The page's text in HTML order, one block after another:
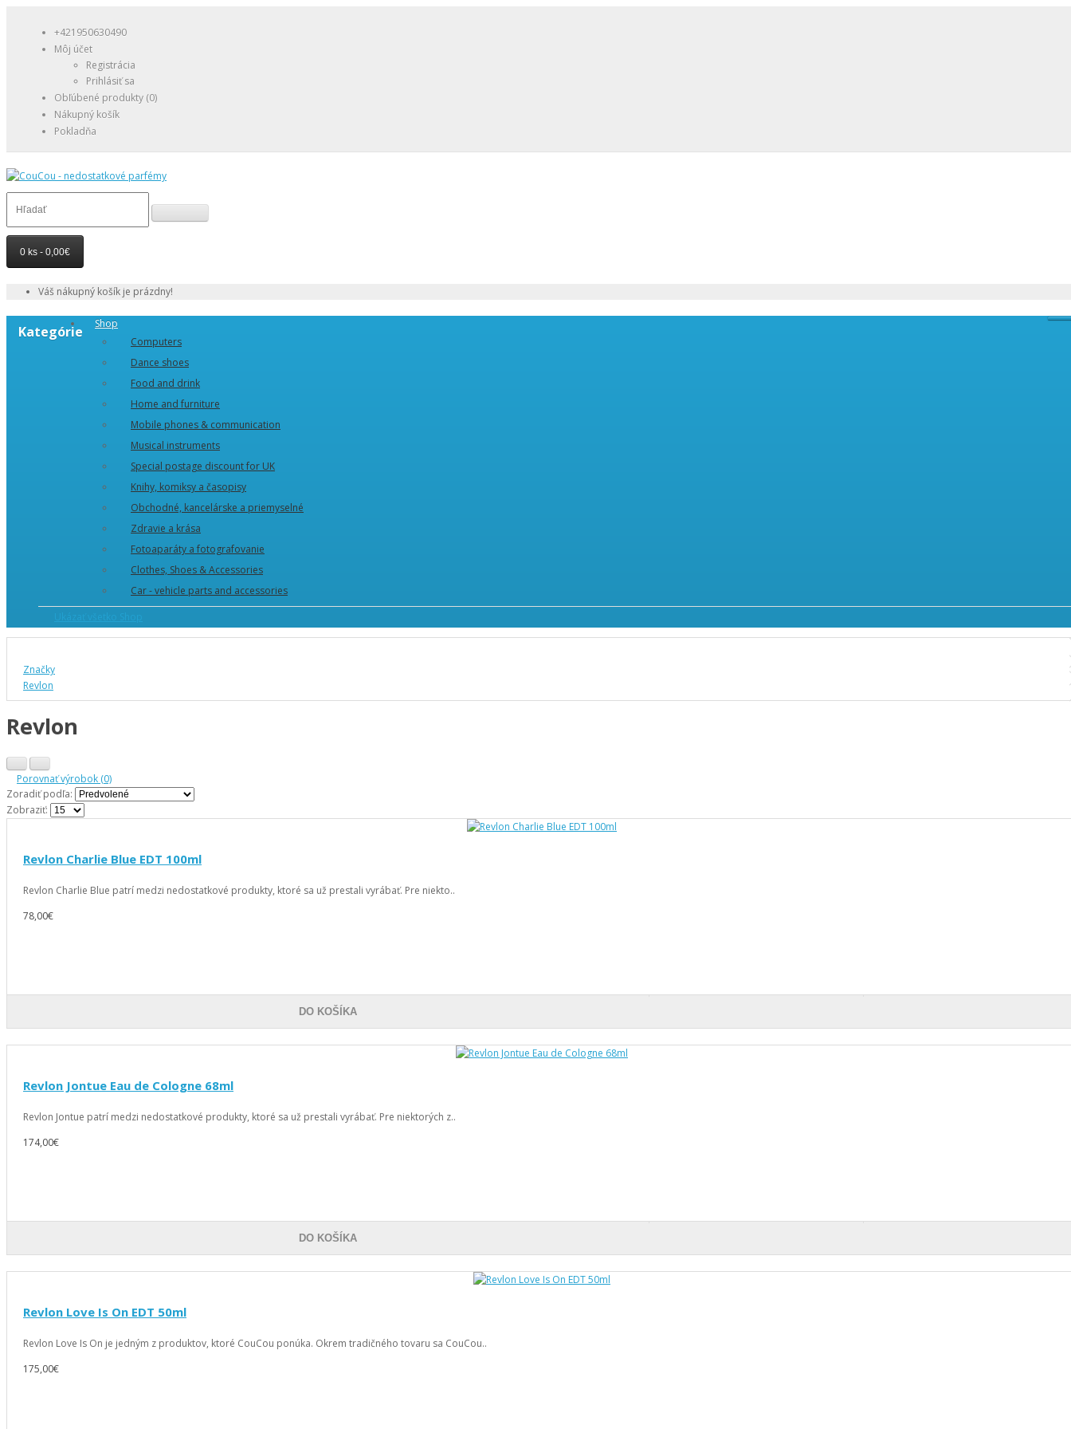
+421950630490
Môj účet
Registrácia
Prihlásiť sa
Obľúbené produkty (0)
Nákupný košík
Pokladňa
0 ks - 0,00€
Váš nákupný košík je prázdny!
Kategórie
Shop
Computers
Dance shoes
Food and drink
Home and furniture
Mobile phones & communication
Musical instruments
Special postage discount for UK
Knihy, komiksy a časopisy
Obchodné, kancelárske a priemyselné
Zdravie a krása
Fotoaparáty a fotografovanie
Clothes, Shoes & Accessories
Car - vehicle parts and accessories
Značky
Revlon
Revlon
Porovnať výrobok (0)
Zoradiť podľa:
Zobraziť:
Revlon Charlie Blue EDT 100ml
Revlon Charlie Blue patrí medzi nedostatkové produkty, ktoré sa už prestali vyrábať. Pre niekto..
78,00€
DO KOŠÍKA
Revlon Jontue Eau de Cologne 68ml
Revlon Jontue patrí medzi nedostatkové produkty, ktoré sa už prestali vyrábať. Pre niektorých z..
174,00€
DO KOŠÍKA
Revlon Love Is On EDT 50ml
Revlon Love Is On je jedným z produktov, ktoré CouCou ponúka. Okrem tradičného tovaru sa CouCou..
175,00€